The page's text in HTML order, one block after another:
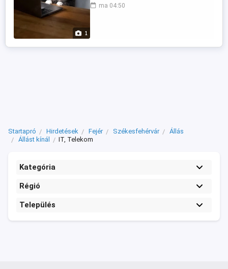
1
tervezett, dokumentált munka, egzakt,
Kifizetés: projekt(szakasz) ...
ma 04:50
Startapró Hirdetések Fejér Székesfehérvár
Állás
Állást kínál
IT, Telekom
Kategória
Régió
Település